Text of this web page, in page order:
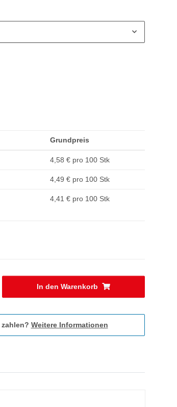
Grundpreis
4,58 € pro 100 Stk
4,49 € pro 100 Stk
4,41 € pro 100 Stk
In den Warenkorb
Weitere Informationen